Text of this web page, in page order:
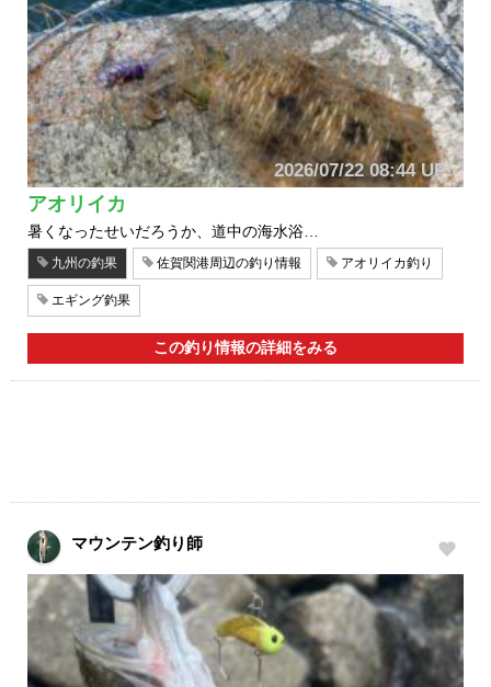
2026/07/22 08:44 UP!
アオリイカ
暑くなったせいだろうか、道中の海水浴…
九州の釣果 佐賀関港周辺の釣り情報 アオリイカ釣り
エギング釣果
この釣り情報の詳細をみる
マウンテン釣り師